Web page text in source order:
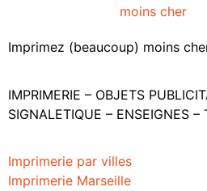
Imprimez (beaucoup) moins
IMPRIMERIE – OBJETS
SIGNALETIQUE – ENSEIGNES –
Imprimerie par villes
Imprimerie Marseille